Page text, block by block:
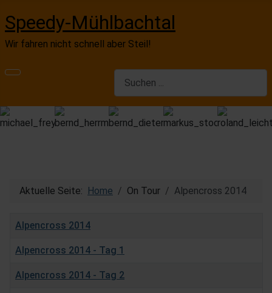
Speedy-Mühlbachtal
Wir fahren nicht schnell aber Steil!
Aktuelle Seite: Home On Tour Alpencross 2014
Titel
Alpencross 2014
Alpencross 2014 - Tag 1
Alpencross 2014 - Tag 2